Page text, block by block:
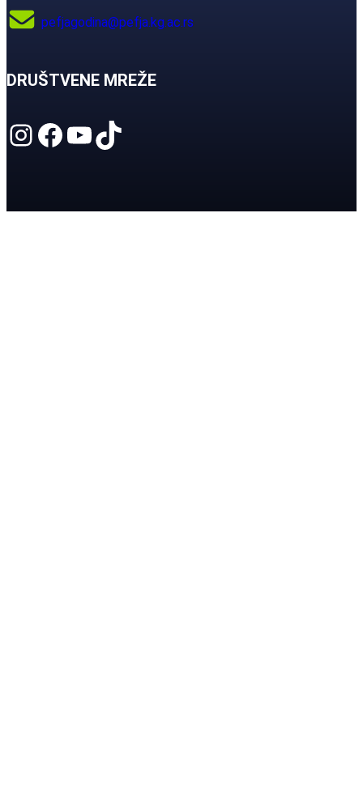
pefjagodina@pefja.kg.ac.rs
DRUŠTVENE MREŽE
Instagram Facebook YouTube TikTok